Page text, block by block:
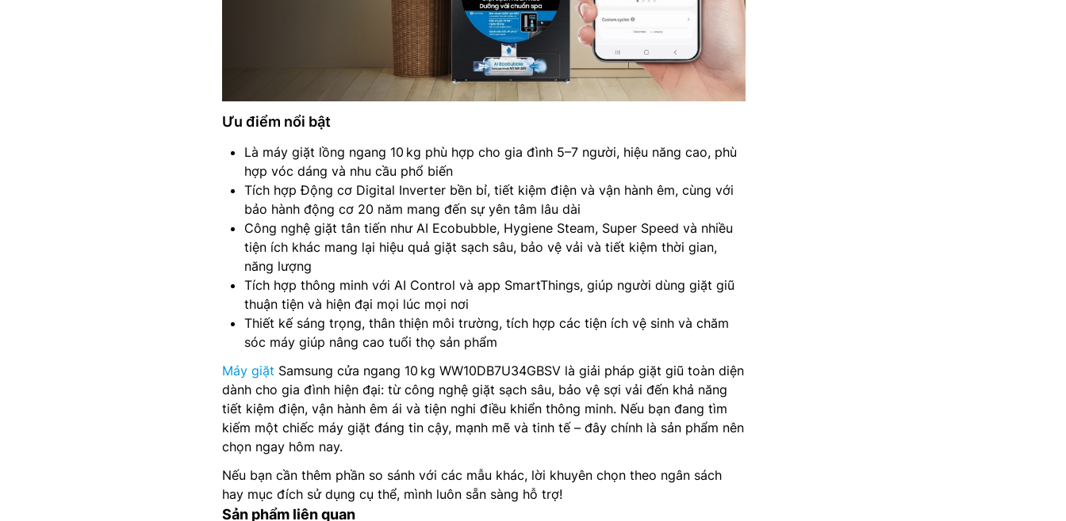
Ưu điểm nổi bật
Là máy giặt lồng ngang 10 kg phù hợp cho gia đình 5–7 người, hiệu năng cao, phù
hợp vóc dáng và nhu cầu phổ biến
Tích hợp Động cơ Digital Inverter bền bỉ, tiết kiệm điện và vận hành êm, cùng với
bảo hành động cơ 20 năm mang đến sự yên tâm lâu dài
Công nghệ giặt tân tiến như AI Ecobubble, Hygiene Steam, Super Speed và nhiều
tiện ích khác mang lại hiệu quả giặt sạch sâu, bảo vệ vải và tiết kiệm thời gian,
năng lượng
Tích hợp thông minh với AI Control và app SmartThings, giúp người dùng giặt giũ
thuận tiện và hiện đại mọi lúc mọi nơi
Thiết kế sáng trọng, thân thiện môi trường, tích hợp các tiện ích vệ sinh và chăm
sóc máy giúp nâng cao tuổi thọ sản phẩm
Máy giặt Samsung cửa ngang 10 kg WW10DB7U34GBSV là giải pháp giặt giũ toàn diện
dành cho gia đình hiện đại: từ công nghệ giặt sạch sâu, bảo vệ sợi vải đến khả năng
tiết kiệm điện, vận hành êm ái và tiện nghi điều khiển thông minh. Nếu bạn đang tìm
kiếm một chiếc máy giặt đáng tin cậy, mạnh mẽ và tinh tế – đây chính là sản phẩm nên
chọn ngay hôm nay.
Nếu bạn cần thêm phần so sánh với các mẫu khác, lời khuyên chọn theo ngân sách
hay mục đích sử dụng cụ thể, mình luôn sẵn sàng hỗ trợ!
Sản phẩm liên quan